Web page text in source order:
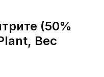
(50%
Вес